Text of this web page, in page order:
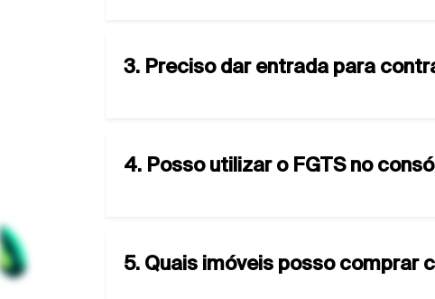
3. Preciso dar entrada para
4. Posso utilizar o FGTS no
5. Quais imóveis posso comprar